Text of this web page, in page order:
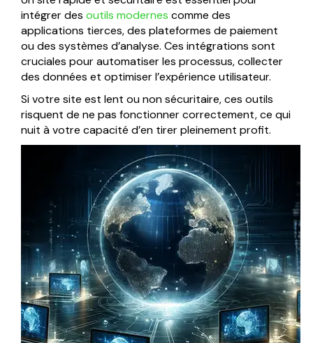
intégrer des outils modernes comme des
applications tierces, des plateformes de paiement
ou des systèmes d’analyse. Ces intégrations sont
cruciales pour automatiser les processus, collecter
des données et optimiser l’expérience utilisateur.
Si votre site est lent ou non sécuritaire, ces outils
risquent de ne pas fonctionner correctement, ce qui
nuit à votre capacité d’en tirer pleinement profit.